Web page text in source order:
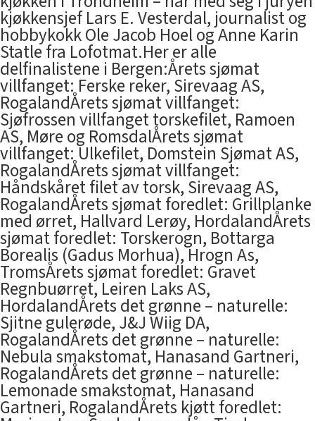
kjøkkensjef Lars E. Vesterdal, journalist og
hobbykokk Ole Jacob Hoel og Anne Karin
Statle fra Lofotmat.Her er alle
delfinalistene i Bergen:Årets sjømat
villfanget: Ferske reker, Sirevaag AS,
RogalandÅrets sjømat villfanget:
Sjøfrossen villfanget torskefilet, Ramoen
AS, Møre og RomsdalÅrets sjømat
villfanget: Ulkefilet, Domstein Sjømat AS,
RogalandÅrets sjømat villfanget:
Håndskåret filet av torsk, Sirevaag AS,
RogalandÅrets sjømat foredlet: Grillplanke
med ørret, Hallvard Lerøy, HordalandÅrets
sjømat foredlet: Torskerogn, Bottarga
Borealis (Gadus Morhua), Hrogn As,
TromsÅrets sjømat foredlet: Gravet
Regnbuørret, Leiren Laks AS,
HordalandÅrets det grønne – naturelle:
Sjitne gulerøde, J&J Wiig DA,
RogalandÅrets det grønne – naturelle:
Nebula smakstomat, Hanasand Gartneri,
RogalandÅrets det grønne – naturelle:
Lemonade smakstomat, Hanasand
Gartneri, RogalandÅrets kjøtt foredlet: